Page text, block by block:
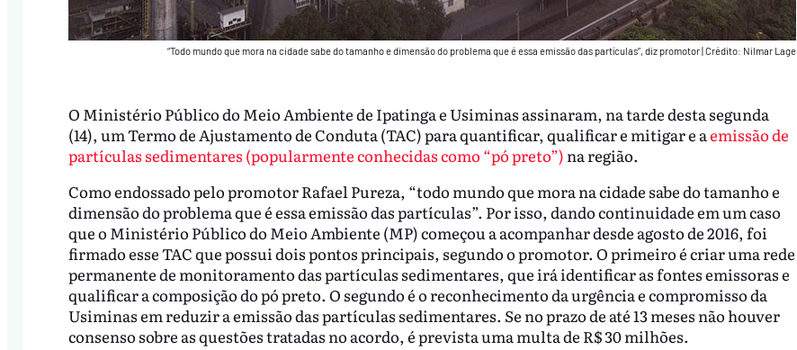
“Todo mundo que mora na cidade sabe do tamanho e dimensão do problema que é essa emissão das partículas”, diz promotor|Crédito: Nilmar Lage
O Ministério Público do Meio Ambiente de Ipatinga e Usiminas assinaram, na tarde desta segunda
(14), um Termo de Ajustamento de Conduta (TAC) para quantificar, qualificar e mitigar e aemissão de
partículas sedimentares (popularmente conhecidas como “pó preto”) na região.
Como endossado pelo promotor Rafael Pureza, “todo mundo que mora na cidade sabe do tamanho e
dimensão do problema que é essa emissão das partículas”. Por isso, dando continuidade em um caso
que o Ministério Público do Meio Ambiente (MP) começou a acompanhar desde agosto de 2016, foi
firmado esse TAC que possui dois pontos principais, segundo o promotor. O primeiro é criar uma rede
permanente de monitoramento das partículas sedimentares, que irá identificar as fontes emissoras e
qualificar a composição do pó preto. O segundo é o reconhecimento da urgência e compromisso da
Usiminas em reduzir a emissão das partículas sedimentares. Se no prazo de até 13 meses não houver
consenso sobre as questões tratadas no acordo, é prevista uma multa de R$ 30 milhões.